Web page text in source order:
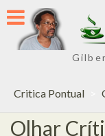
Skip
to
content
Critica Pontual
Olhar